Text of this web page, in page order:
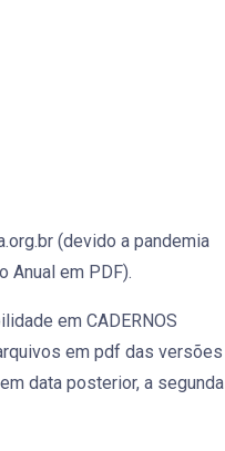
(devido a pandemia
Anual em PDF).
em CADERNOS
em pdf das versões
data posterior, a segunda